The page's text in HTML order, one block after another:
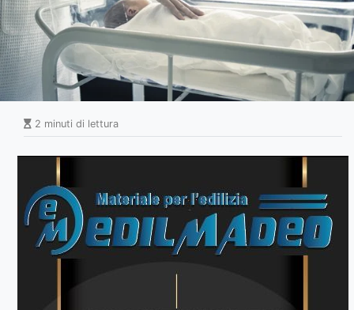
2 minuti di lettura